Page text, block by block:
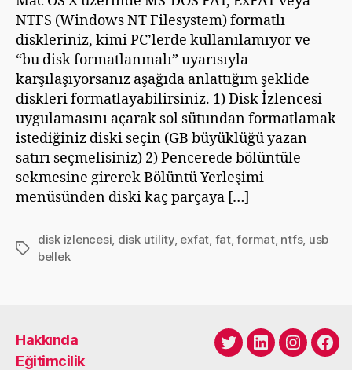
NTFS (Windows NT Filesystem) formatlı
diskleriniz, kimi PC’lerde kullanılamıyor ve
“bu disk formatlanmalı” uyarısıyla
karşılaşıyorsanız aşağıda anlattığım şeklide
diskleri formatlayabilirsiniz. 1) Disk İzlencesi
uygulamasını açarak sol sütundan formatlamak
istediğiniz diski seçin (GB büyüklüğü yazan
satırı seçmelisiniz) 2) Pencerede bölüntüle
sekmesine girerek Bölüntü Yerleşimi
menüsünden diski kaç parçaya […]
Etiketler
disk izlencesi disk utility, exfat fat,format, ntfs, usb
bellek
Hakkında
Eğitimcilik
TwitterLinkedIn